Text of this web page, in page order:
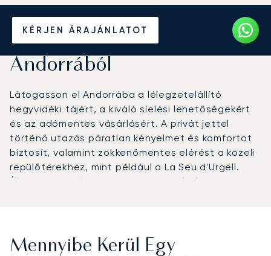
KÉRJEN ÁRAJÁNLATOT
Béreljen magánrepülőt
Andorrába vagy
Andorrából
Látogasson el Andorrába a lélegzetelállító
hegyvidéki tájért, a kiváló síelési lehetőségekért
és az adómentes vásárlásért. A privát jettel
történő utazás páratlan kényelmet és komfortot
biztosít, valamint zökkenőmentes elérést a közeli
repülőterekhez, mint például a La Seu d'Urgell.
Élvezze a tökéletesen összehangolt, luxus
Mennyibe Kerül Egy